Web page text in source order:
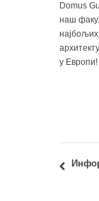
Domus
наш
у Европи!